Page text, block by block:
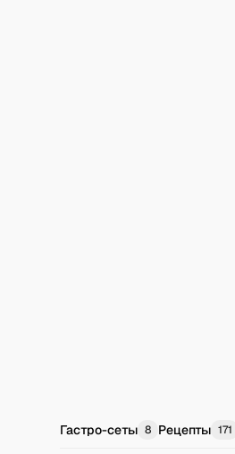
Гастро-сеты 8 Рецепты 171